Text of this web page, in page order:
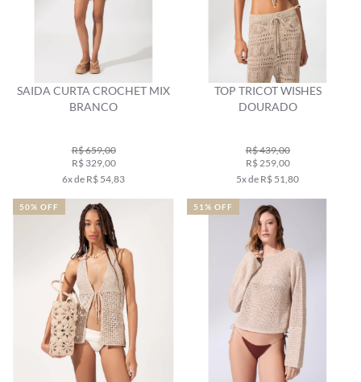
SAIDA CURTA CROCHET MIX
BRANCO
R$ 659,00
R$ 329,00
6x de R$ 54,83
TOP TRICOT WISHES
DOURADO
R$ 439,00
R$ 259,00
5x de R$ 51,80
50% OFF 51% OFF